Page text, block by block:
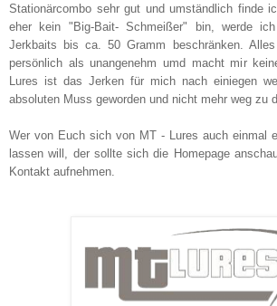
Stationärcombo sehr gut und umständlich finde
eher kein "Big-Bait- Schmeißer" bin, werde
Jerkbaits bis ca. 50 Gramm beschränken.
persönlich als unangenehm umd macht mir
Lures ist das Jerken für mich nach einiegen
absoluten Muss geworden und nicht mehr weg zu
Wer von Euch sich von MT - Lures auch einmal
lassen will, der sollte sich die Homepage
Kontakt aufnehmen.